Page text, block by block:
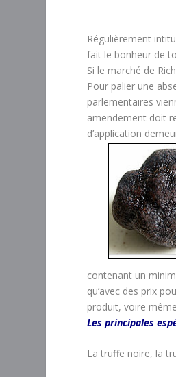
Régulièrement
fait le bonheur de
Si le marché de
Pour palier une
parlementaires
amendement doit
d’application
contenant un
qu’avec des prix
produit, voire
Les principales
La truffe noire, la